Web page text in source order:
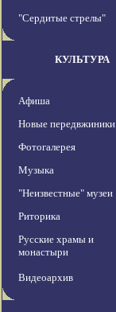
"Сердитые стрелы"
КУЛЬТУРА
Афиша
Новые передвжиники
Фотогалерея
Музыка
"Неизвестные" музеи
Риторика
Русские храмы и
монастыри
Видеоархив